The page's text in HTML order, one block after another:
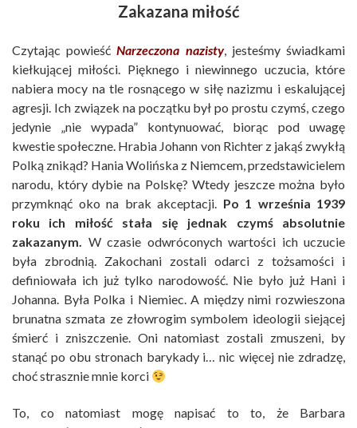
Zakazana miłość
Czytając powieść Narzeczona nazisty, jesteśmy świadkami
kiełkującej miłości. Pięknego i niewinnego uczucia, które
nabiera mocy na tle rosnącego w siłę nazizmu i eskalującej
agresji. Ich związek na początku był po prostu czymś, czego
jedynie „nie wypada” kontynuować, biorąc pod uwagę
kwestie społeczne. Hrabia Johann von Richter z jakąś zwykłą
Polką znikąd? Hania Wolińska z Niemcem, przedstawicielem
narodu, który dybie na Polskę? Wtedy jeszcze można było
przymknąć oko na brak akceptacji. Po 1 września 1939
roku ich miłość stała się jednak czymś absolutnie
zakazanym. W czasie odwróconych wartości ich uczucie
była zbrodnią. Zakochani zostali odarci z tożsamości i
definiowała ich już tylko narodowość. Nie było już Hani i
Johanna. Była Polka i Niemiec. A między nimi rozwieszona
brunatna szmata ze złowrogim symbolem ideologii siejącej
śmierć i zniszczenie. Oni natomiast zostali zmuszeni, by
stanąć po obu stronach barykady i… nic więcej nie zdradzę,
choć strasznie mnie korci
To, co natomiast mogę napisać to to, że Barbara